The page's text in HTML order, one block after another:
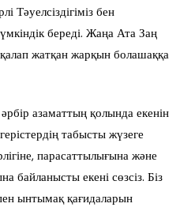
Тәуелсіздігіміз бен
береді. Жаңа Ата Заң
қалап жатқан жарқын болашаққа
азаматтың қолында екенін
табысты жүзеге
парасаттылығына және
байланысты екені сөзсіз. Біз
ынтымақ қағидаларын